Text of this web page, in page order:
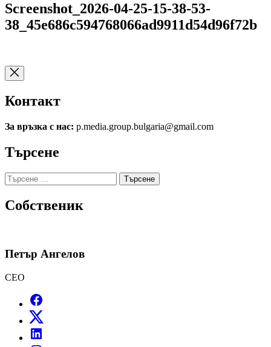
Screenshot_2026-04-25-15-38-53-
38_45e686c594768066ad9911d54d96f72b
Контакт
За връзка с нас: p.media.group.bulgaria@gmail.com
Търсене
Търсене
за:
Собственик
Петър Ангелов
CEO